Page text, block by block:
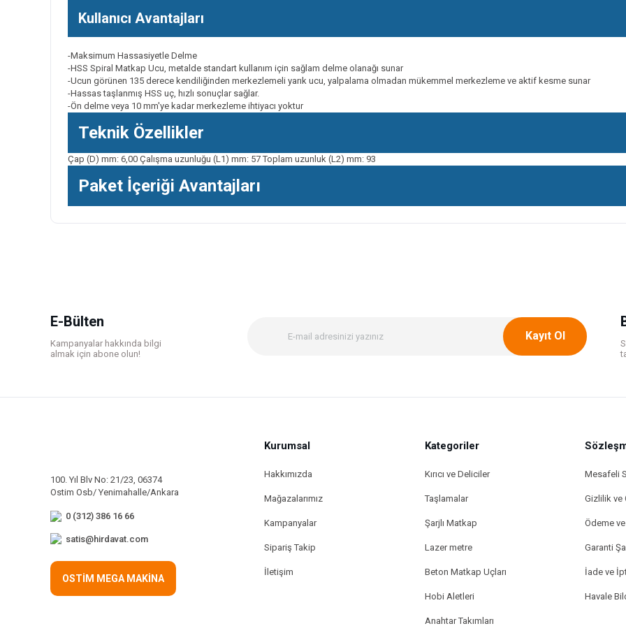
Kullanıcı Avantajları
-Maksimum Hassasiyetle Delme
-HSS Spiral Matkap Ucu, metalde standart kullanım için sağlam delme olanağı sunar
-Ucun görünen 135 derece kendiliğinden merkezlemeli yarık ucu, yalpalama olmadan mükemmel merkezleme ve aktif kesme sunar
-Hassas taşlanmış HSS uç, hızlı sonuçlar sağlar.
-Ön delme veya 10 mm'ye kadar merkezleme ihtiyacı yoktur
Teknik Özellikler
Çap (D) mm: 6,00 Çalışma uzunluğu (L1) mm: 57 Toplam uzunluk (L2) mm: 93
Paket İçeriği Avantajları
Bu ürünün fiyat bilgisi, resim, ürün açıklamalarında ve diğer konularda yetersiz gördüğünüz noktaları öneri formunu kullanarak tarafımıza
Bu ürüne benzer farklı alternatifler olmalı.
Gönder
E-Bülten
Kampanyalar hakkında bilgi
almak için abone olun!
Kayıt Ol
100. Yıl Blv No: 21/23, 06374
Ostim Osb/ Yenimahalle/Ankara
0 (312) 386 16 66
satis@hirdavat.com
OSTİM MEGA MAKİNA
Kurumsal
Hakkımızda
Mağazalarımız
Kampanyalar
Sipariş Takip
İletişim
Kategoriler
Kırıcı ve Deliciler
Taşlamalar
Şarjlı Matkap
Lazer metre
Beton Matkap Uçları
Hobi Aletleri
Anahtar Takımları
Mesafeli
Gizlilik ve
Ödeme
Garanti
İade ve
Havale